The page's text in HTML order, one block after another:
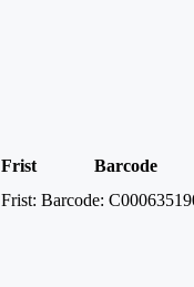
Frist
Barcode
Frist: Barcode: